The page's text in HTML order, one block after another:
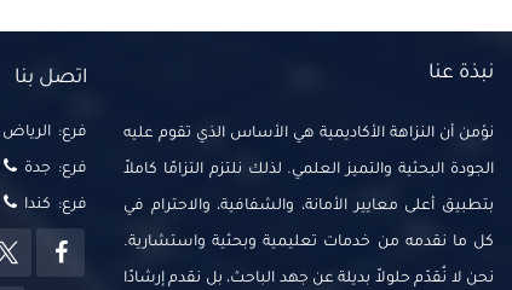
نبذة عنا
نؤمن أن النزاهة الأكاديمية هي الأساس الذي تقوم عليه
الجودة البحثية والتميز العلمي. لذلك نلتزم التزامًا كاملاً
بتطبيق أعلى معايير الأمانة، والشفافية، والاحترام في
كل ما نقدمه من خدمات تعليمية وبحثية واستشارية.
نحن لا نُقدّم حلولاً بديلة عن جهد الباحث، بل نقدم إرشادًا
اتصل بنا
فرع: الرياض
فرع: جدة
فرع: كندا